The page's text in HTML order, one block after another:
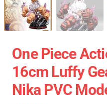
One Piece
16cm Luffy
Nika PVC